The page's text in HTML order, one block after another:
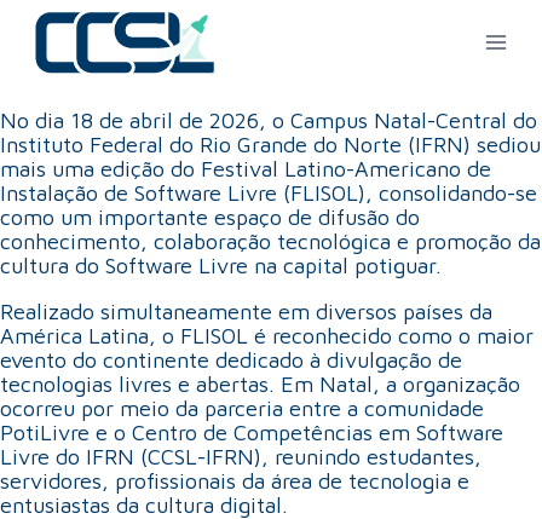
No dia 18 de abril de 2026, o Campus Natal-Central do
Instituto Federal do Rio Grande do Norte (IFRN) sediou
mais uma edição do Festival Latino-Americano de
Instalação de Software Livre (FLISOL), consolidando-se
como um importante espaço de difusão do
conhecimento, colaboração tecnológica e promoção da
cultura do Software Livre na capital potiguar.
Realizado simultaneamente em diversos países da
América Latina, o FLISOL é reconhecido como o maior
evento do continente dedicado à divulgação de
tecnologias livres e abertas. Em Natal, a organização
ocorreu por meio da parceria entre a comunidade
PotiLivre e o Centro de Competências em Software
Livre do IFRN (CCSL-IFRN), reunindo estudantes,
servidores, profissionais da área de tecnologia e
entusiastas da cultura digital.